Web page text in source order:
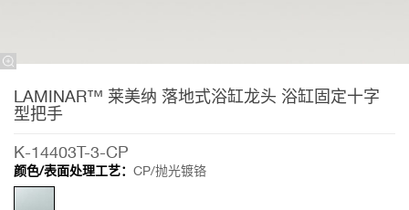
字型把手
LAMINAR™ 莱美纳 落地式浴缸龙头 浴缸固定十字
型把手
K-14403T-3-CP
颜色/表面处理工艺： CP/抛光镀铬